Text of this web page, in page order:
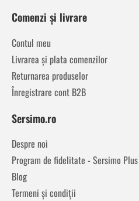
Comenzi și livrare
Contul meu
Livrarea și plata comenzilor
Returnarea produselor
Înregistrare cont B2B
Sersimo.ro
Despre noi
Program de fidelitate - Sersimo Plus
Blog
Termeni și condiții